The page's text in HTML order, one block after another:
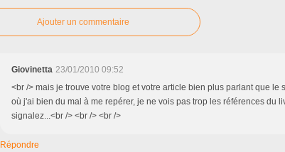
Ajouter un commentaire
Giovinetta 23/01/2010 09:52
<br /> mais je trouve votre blog et votre article bien plus parlant que le
où j'ai bien du mal à me repérer, je ne vois pas trop les références du
signalez...<br /> <br /> <br />
Répondre